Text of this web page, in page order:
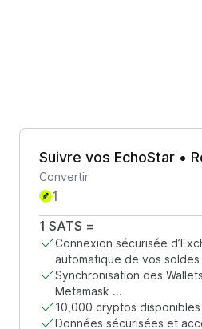
Suivre vos EchoStar •
Convertir
1 SATS =
Connexion sécurisée
automatique de vos soldes
Synchronisation des
Metamask ...
10,000 cryptos disponibles
Données sécurisées et